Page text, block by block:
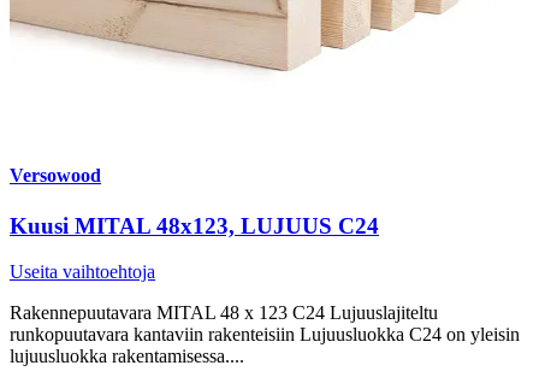
Versowood
Kuusi MITAL 48x123, LUJUUS C24
Useita vaihtoehtoja
Rakennepuutavara MITAL 48 x 123 C24 Lujuuslajiteltu
runkopuutavara kantaviin rakenteisiin Lujuusluokka C24 on yleisin
lujuusluokka rakentamisessa....